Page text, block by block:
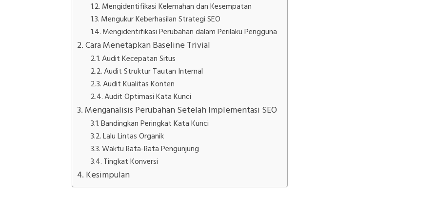
Mengidentifikasi Kelemahan dan Kesempatan
Mengukur Keberhasilan Strategi SEO
Mengidentifikasi Perubahan dalam Perilaku Pengguna
Cara Menetapkan Baseline Trivial
Audit Kecepatan Situs
Audit Struktur Tautan Internal
Audit Kualitas Konten
Audit Optimasi Kata Kunci
Menganalisis Perubahan Setelah Implementasi SEO
Bandingkan Peringkat Kata Kunci
Lalu Lintas Organik
Waktu Rata-Rata Pengunjung
Tingkat Konversi
Kesimpulan